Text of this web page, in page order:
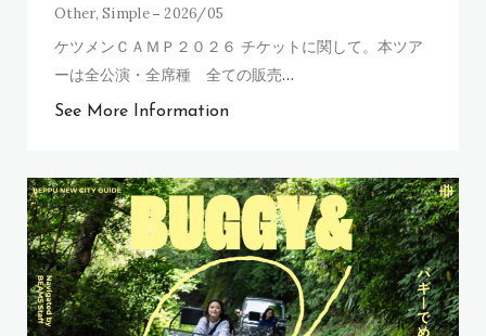
Other,Simple 2026/05
ケツメンＣＡＭＰ２０２６ チケットに関して。本ツア
ーは全公演・全席種 全ての販売…
See More Information